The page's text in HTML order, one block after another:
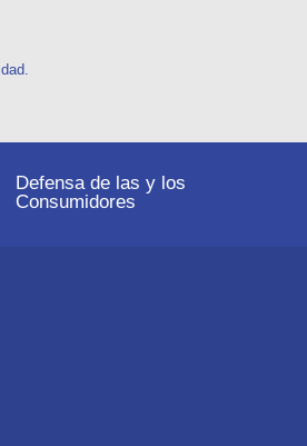
Defensa de las y los
Consumidores